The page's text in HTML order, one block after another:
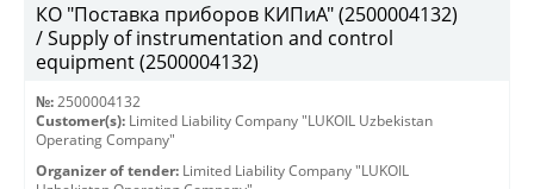
КО "Поставка приборов КИПиА" (2500004132)
/ Supply of instrumentation and control
equipment (2500004132)
№: 2500004132
Customer(s): Limited Liability Company "LUKOIL Uzbekistan
Operating Company"
Organizer of tender: Limited Liability Company "LUKOIL